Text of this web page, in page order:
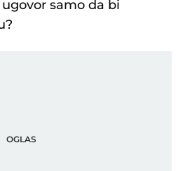
samo da bi